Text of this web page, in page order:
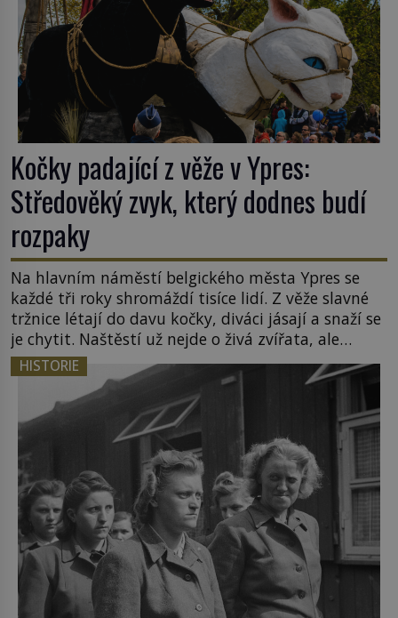
Kočky padající z věže v Ypres:
Středověký zvyk, který dodnes budí
rozpaky
Na hlavním náměstí belgického města Ypres se
každé tři roky shromáždí tisíce lidí. Z věže slavné
tržnice létají do davu kočky, diváci jásají a snaží se
je chytit. Naštěstí už nejde o živá zvířata, ale
jenom o plyšové suvenýry. Kdysi to ale bylo jinak.
Tato veselá podívaná připomíná jeden z
nejpodivnějších a zároveň nejkrutějších zvyků […]
HISTORIE